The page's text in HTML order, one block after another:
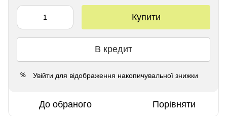
Купити
В кредит
% Увійти для відображення накопичувальної знижки
До обраного Порівняти